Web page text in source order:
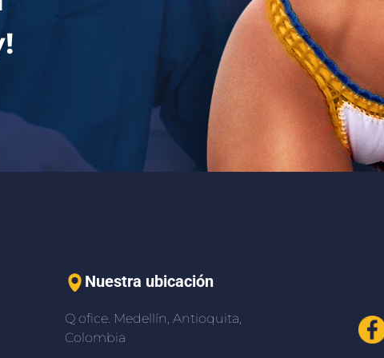
Nuestra ubicación
Q ofice. Medellín, Antioquita,
Colombia